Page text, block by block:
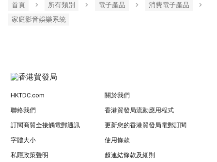
首頁 所有類別 電子產品
消費電子產品
家庭影音娛樂系統
HKTDC.com 關於我們
聯絡我們 香港貿發局流動應用程式
訂閱商貿全接觸電郵通訊 更新您的香港貿發局電郵訂閱
字體大小 使用條款
私隱政策聲明 超連結條款及細則